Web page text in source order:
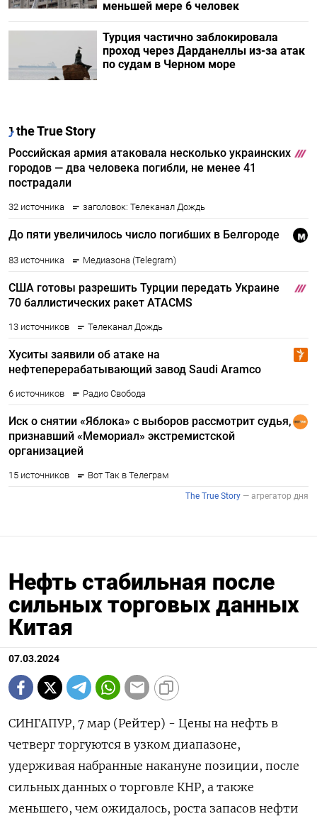
меньшей мере 6 человек
Турция частично заблокировала
проход через Дарданеллы из-за атак
по судам в Черном море
Нефть стабильная после
сильных торговых данных
Китая
07.03.2024
СИНГАПУР, 7 мар (Рейтер) - Цены на нефть в
четверг торгуются в узком диапазоне,
удерживая набранные накануне позиции, после
сильных данных о торговле КНР, а также
меньшего, чем ожидалось, роста запасов нефти